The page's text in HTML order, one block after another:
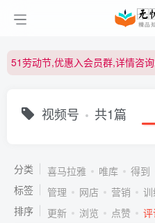
51劳动节,优惠入会员群,详情咨
51劳动节,优惠入会员群,详情咨
视频号 共1篇
分类 喜马拉雅 唯库 得到
标签
管理 网店 营销
排序
更新 浏览 点赞